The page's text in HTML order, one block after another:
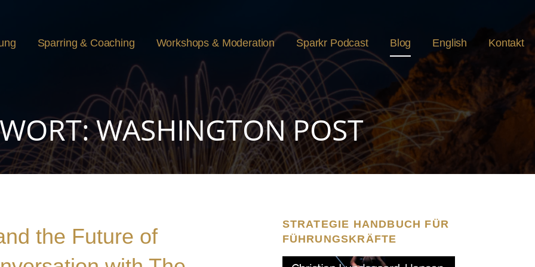
Sparring & Coaching Workshops & Moderation Sparkr Podcast Blog English Kontakt
WASHINGTON POST
the Future of
STRATEGIE HANDBUCH FÜR
FÜHRUNGSKRÄFTE